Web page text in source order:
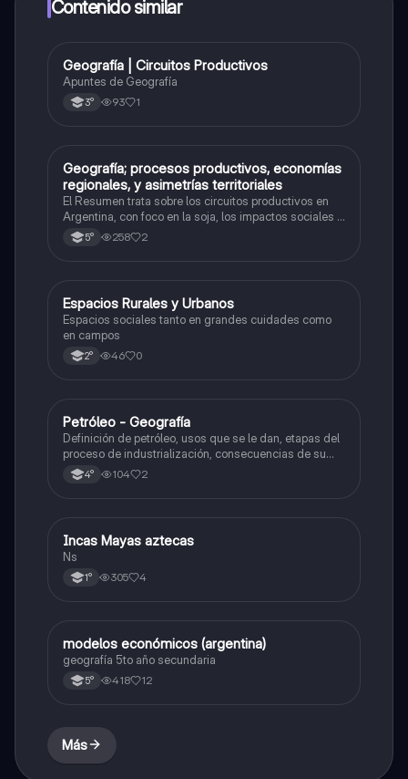
Contenido similar
Geografía
Geografía | Circuitos Productivos
Apuntes de Geografía
3° 93 1
Geografía
Geografía; procesos productivos, economías
regionales, y asimetrías territoriales
El Resumen trata sobre los circuitos productivos en
Argentina, con foco en la soja, los impactos sociales y
ambientales del modelo agrícola actual, y la
necesidad de una transición hacia la agroecología y la
5° 258 2
Geografía
Espacios Rurales y Urbanos
Espacios sociales tanto en grandes cuidades como
en campos
2° 46 0
Geografía
Petróleo - Geografía
Definición de petróleo, usos que se le dan, etapas del
proceso de industrialización, consecuencias de su
uso, reservas de petróleo en el mundo, y más. Con
este resumen saqué 10 en mi examen ✨
4° 104 2
Historia
Incas Mayas aztecas
Ns
1° 305 4
Geografía
modelos económicos (argentina)
geografía 5to año secundaria
5° 418 12
Más